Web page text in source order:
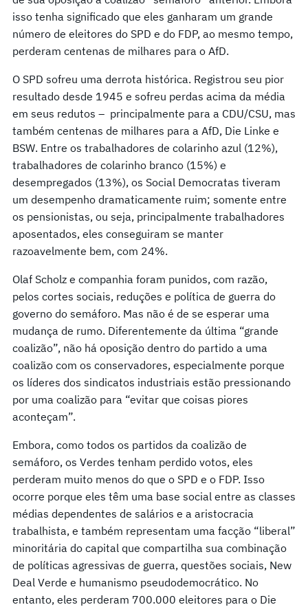
isso tenha significado que eles ganharam um grande
número de eleitores do SPD e do FDP, ao mesmo tempo,
perderam centenas de milhares para o AfD.
O SPD sofreu uma derrota histórica. Registrou seu pior
resultado desde 1945 e sofreu perdas acima da média
em seus redutos – principalmente para a CDU/CSU, mas
também centenas de milhares para a AfD, Die Linke e
BSW. Entre os trabalhadores de colarinho azul (12%),
trabalhadores de colarinho branco (15%) e
desempregados (13%), os Social Democratas tiveram
um desempenho dramaticamente ruim; somente entre
os pensionistas, ou seja, principalmente trabalhadores
aposentados, eles conseguiram se manter
razoavelmente bem, com 24%.
Olaf Scholz e companhia foram punidos, com razão,
pelos cortes sociais, reduções e política de guerra do
governo do semáforo. Mas não é de se esperar uma
mudança de rumo. Diferentemente da última “grande
coalizão”, não há oposição dentro do partido a uma
coalizão com os conservadores, especialmente porque
os líderes dos sindicatos industriais estão pressionando
por uma coalizão para “evitar que coisas piores
aconteçam”.
Embora, como todos os partidos da coalizão de
semáforo, os Verdes tenham perdido votos, eles
perderam muito menos do que o SPD e o FDP. Isso
ocorre porque eles têm uma base social entre as classes
médias dependentes de salários e a aristocracia
trabalhista, e também representam uma facção “liberal”
minoritária do capital que compartilha sua combinação
de políticas agressivas de guerra, questões sociais, New
Deal Verde e humanismo pseudodemocrático. No
entanto, eles perderam 700.000 eleitores para o Die